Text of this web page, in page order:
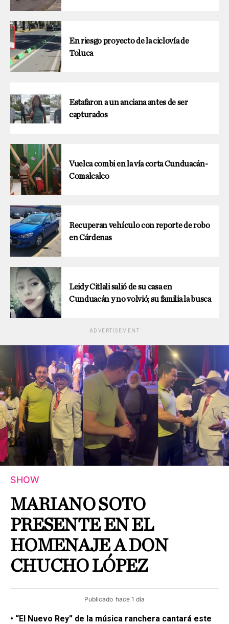
En riesgo proyecto de la ciclovía de
Toluca
Estafaron a un anciana antes de ser
capturados
Vuelca combi en la vía corta Cunduacán-
Comalcalco
Recuperan vehículo con reporte de robo
en Cárdenas
Leidy Citlali salió de su casa en
Cunduacán y no volvió; su familia la busca
ADVERTISEMENT
SHOW
MARIANO SOTO
PRESENTE EN EL
HOMENAJE A DON
CHUCHO LÓPEZ
Publicado hace 1 día
• “El Nuevo Rey” de la música ranchera cantará este